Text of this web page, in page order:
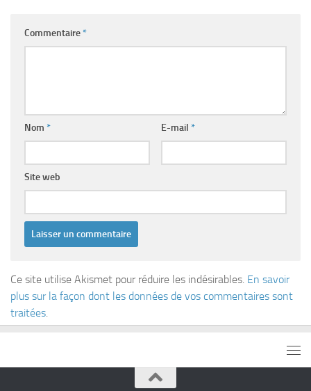
Commentaire*
Nom * E-mail *
Site web
Ce site utilise Akismet pour réduire les indésirables. En savoir
plus sur la façon dont les données de vos commentaires sont
traitées